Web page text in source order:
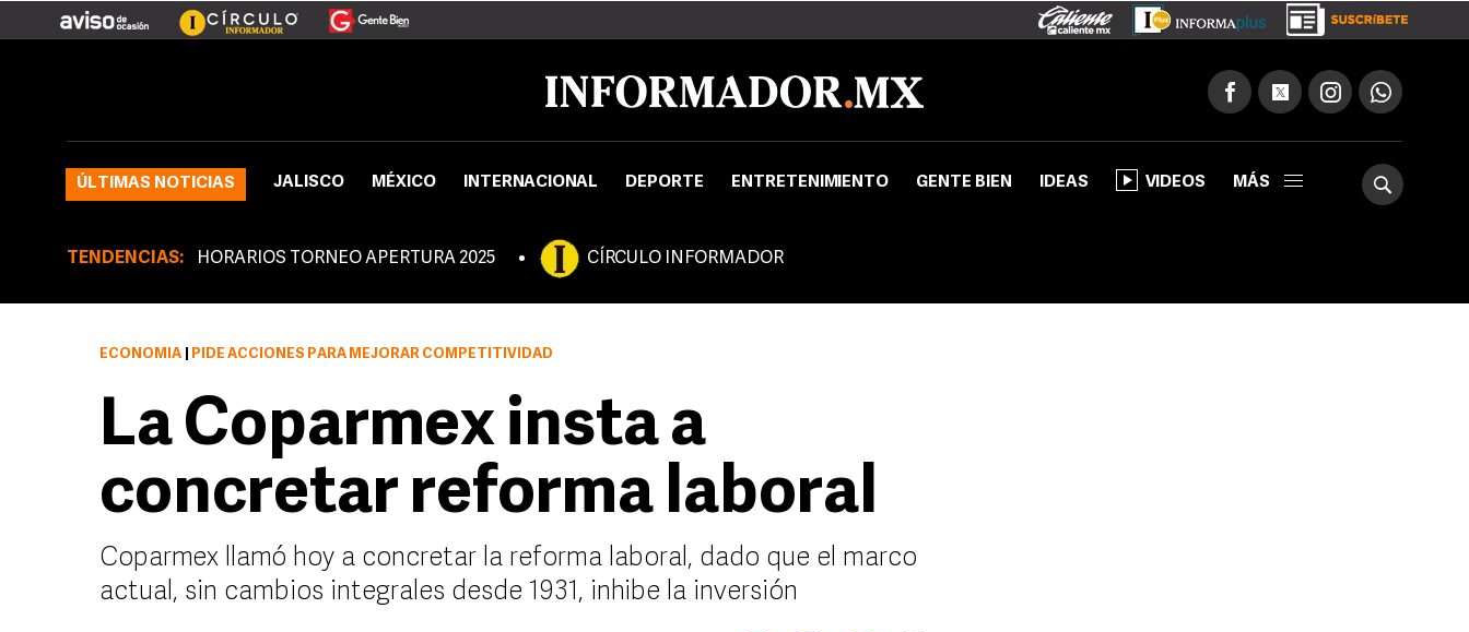
ÚLTIMAS NOTICIAS JALISCO MÉXICO INTERNACIONAL DEPORTE ENTRETENIMIENTO GENTE BIEN IDEAS VIDEOS MÁS
TENDENCIAS: HORARIOS TORNEO APERTURA 2025 CÍRCULO INFORMADOR
ECONOMÍA PIDE ACCIONES PARA MEJORAR COMPETITIVIDAD
La Coparmex insta a
concretar reforma laboral
Coparmex llamó hoy a concretar la reforma laboral, dado que el marco
actual, sin cambios integrales desde 1931, inhibe la inversión